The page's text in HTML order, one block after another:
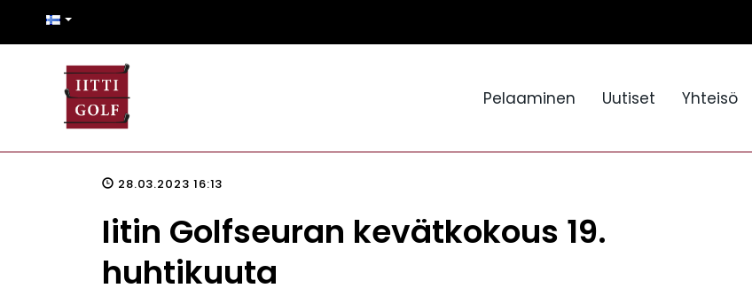
Pelaaminen Uutiset Yhteisö
28.03.2023 16:13
Iitin Golfseuran kevätkokous 19.
huhtikuuta